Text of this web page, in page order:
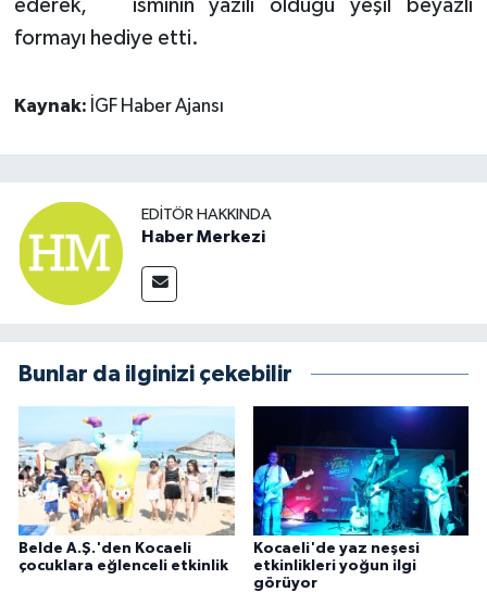
ederek, isminin yazılı olduğu yeşil beyazlı
formayı hediye etti.
Kaynak: İGF Haber Ajansı
EDITÖR HAKKINDA
Haber Merkezi
Bunlar da ilginizi çekebilir
Belde A.Ş.'den Kocaeli
çocuklara eğlenceli etkinlik
Kocaeli'de yaz neşesi
etkinlikleri yoğun ilgi
görüyor